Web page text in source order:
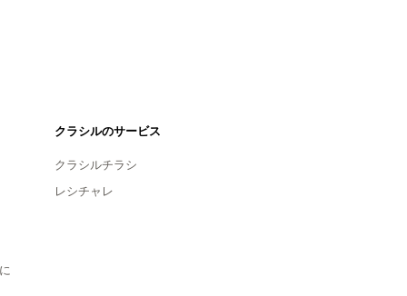
クラシルのサービス
クラシルチラシ
レシチャレ